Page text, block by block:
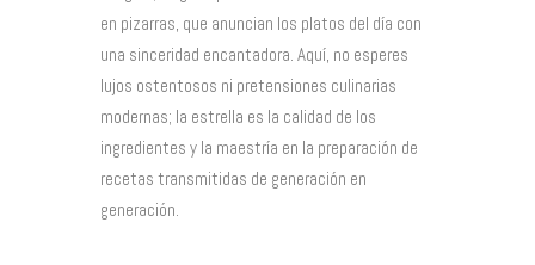
en pizarras, que anuncian los platos del día con
una sinceridad encantadora. Aquí, no esperes
lujos ostentosos ni pretensiones culinarias
modernas; la estrella es la calidad de los
ingredientes y la maestría en la preparación de
recetas transmitidas de generación en
generación.